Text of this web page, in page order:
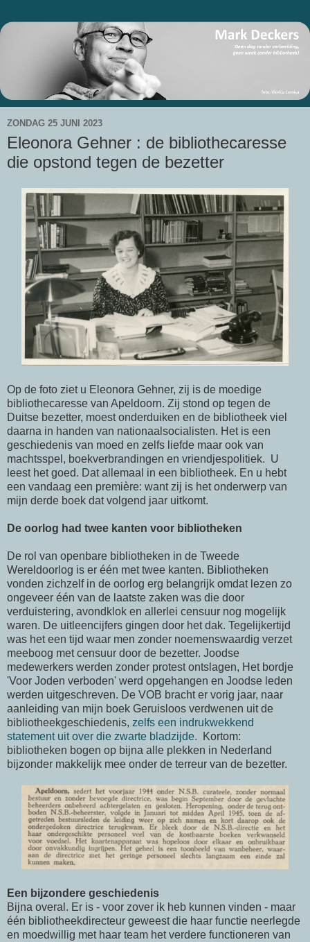
ZONDAG 25 JUNI 2023
Eleonora Gehner : de bibliothecaresse
die opstond tegen de bezetter
Op de foto ziet u Eleonora Gehner, zij is de moedige
bibliothecaresse van Apeldoorn. Zij stond op tegen de
Duitse bezetter, moest onderduiken en de bibliotheek viel
daarna in handen van nationaalsocialisten. Het is een
geschiedenis van moed en zelfs liefde maar ook van
machtsspel, boekverbrandingen en vriendjespolitiek. U
leest het goed. Dat allemaal in een bibliotheek. En u hebt
een vandaag een première: want zij is het onderwerp van
mijn derde boek dat volgend jaar uitkomt.
De oorlog had twee kanten voor bibliotheken
De rol van openbare bibliotheken in de Tweede
Wereldoorlog is er één met twee kanten. Bibliotheken
vonden zichzelf in de oorlog erg belangrijk omdat lezen zo
ongeveer één van de laatste zaken was die door
verduistering, avondklok en allerlei censuur nog mogelijk
waren. De uitleencijfers gingen door het dak. Tegelijkertijd
was het een tijd waar men zonder noemenswaardig verzet
meeboog met censuur door de bezetter. Joodse
medewerkers werden zonder protest ontslagen, Het bordje
'Voor Joden verboden' werd opgehangen en Joodse leden
werden uitgeschreven. De VOB bracht er vorig jaar, naar
aanleiding van mijn boek Geruisloos verdwenen uit de
bibliotheekgeschiedenis, zelfs een indrukwekkend
statement uit over die zwarte bladzijde.
Kortom:
bibliotheken bogen op bijna alle plekken in Nederland
bijzonder makkelijk mee onder de terreur van de bezetter.
Een bijzondere geschiedenis
Bijna overal. Er is - voor zover ik heb kunnen vinden - maar
één bibliotheekdirecteur geweest die haar functie neerlegde
en moedwillig met haar team het verdere functioneren van